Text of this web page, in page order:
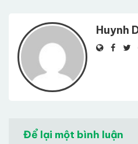
Huynh
Để lại một bình luận